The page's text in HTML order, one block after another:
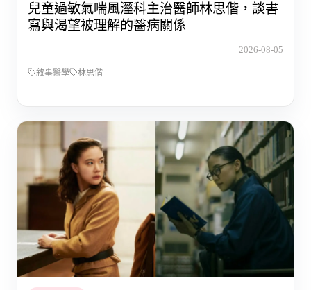
兒童過敏氣喘風溼科主治醫師林思偕，談書
寫與渴望被理解的醫病關係
2026-08-05
敘事醫學 林思偕